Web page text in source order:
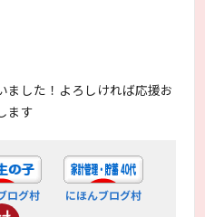
ました！よろしければ応援お
ます
ログ村 にほんブログ村